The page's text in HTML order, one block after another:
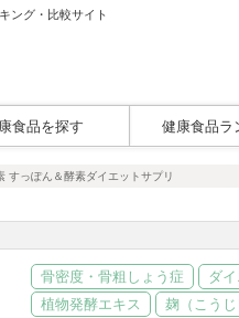
ング・比較サイト
食品を探す 健康食品ラ
すっぽん＆酵素ダイエットサプリ
骨密度・骨粗しょう症 ダ
植物発酵エキス
麹（こうじ